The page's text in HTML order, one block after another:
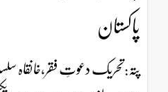
پاکستان
پتہ:تحریک دعوتِ فقر،خانقاہ